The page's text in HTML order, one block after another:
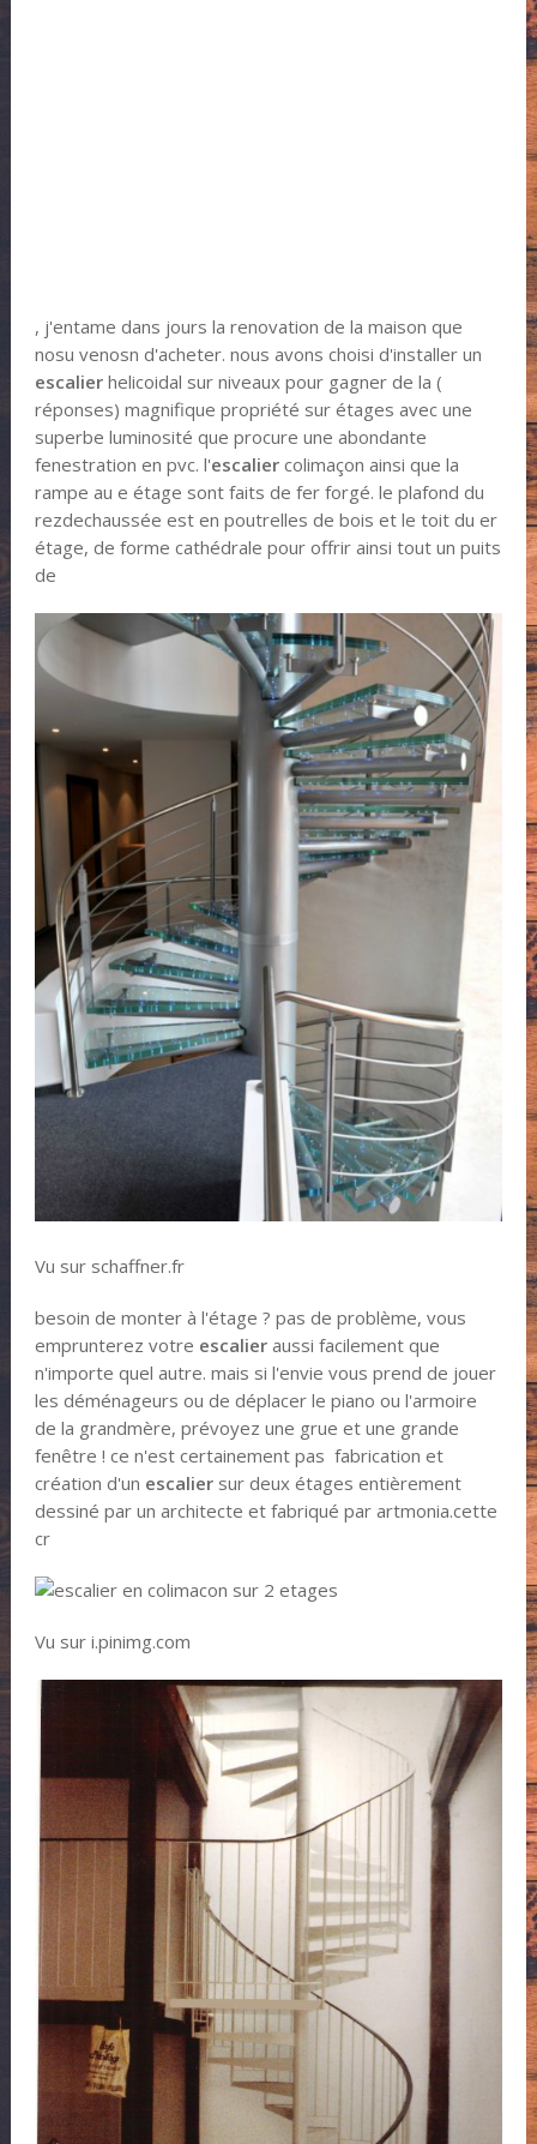
, j'entame dans jours la renovation de la maison que
nosu venosn d'acheter. nous avons choisi d'installer un
escalierhelicoidal sur niveaux pour gagner de la (
réponses) magnifique propriété sur étages avec une
superbe luminosité que procure une abondante
fenestration en pvc. l'escaliercolimaçon ainsi que la
rampe au e étage sont faits de fer forgé. le plafond du
rezdechaussée est en poutrelles de bois et le toit du er
étage, de forme cathédrale pour offrir ainsi tout un puits
de
Vu sur schaffner.fr
besoin de monter à l'étage ? pas de problème, vous
emprunterez votre escalieraussi facilement que
n'importe quel autre. mais si l'envie vous prend de jouer
les déménageurs ou de déplacer le piano ou l'armoire
de la grandmère, prévoyez une grue et une grande
fenêtre ! ce n'est certainement pas fabrication et
création d'un escaliersur deux étages entièrement
dessiné par un architecte et fabriqué par artmonia.cette
cr
Vu sur i.pinimg.com